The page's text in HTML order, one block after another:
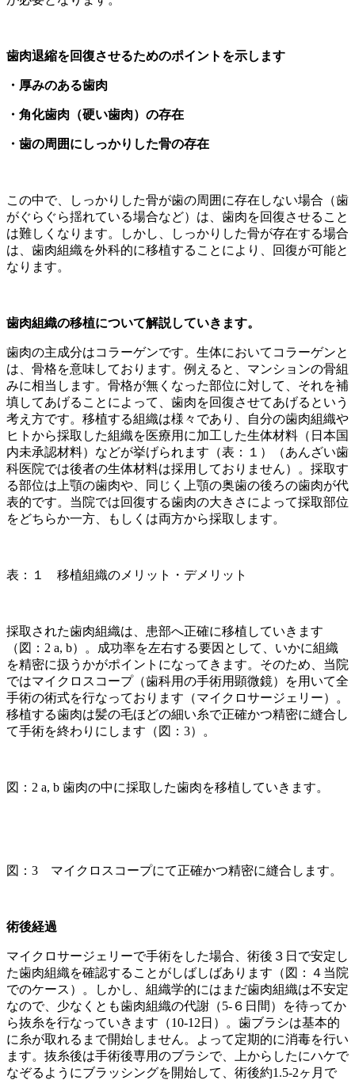
歯肉退縮を回復させるためのポイントを示します
・厚みのある歯肉
・角化歯肉（硬い歯肉）の存在
・歯の周囲にしっかりした骨の存在
この中で、しっかりした骨が歯の周囲に存在しない場合（歯
がぐらぐら揺れている場合など）は、歯肉を回復させること
は難しくなります。しかし、しっかりした骨が存在する場合
は、歯肉組織を外科的に移植することにより、回復が可能と
なります。
歯肉組織の移植について解説していきます。
歯肉の主成分はコラーゲンです。生体においてコラーゲンと
は、骨格を意味しております。例えると、マンションの骨組
みに相当します。骨格が無くなった部位に対して、それを補
填してあげることによって、歯肉を回復させてあげるという
考え方です。移植する組織は様々であり、自分の歯肉組織や
ヒトから採取した組織を医療用に加工した生体材料（日本国
内未承認材料）などが挙げられます（表：１）（あんざい歯
科医院では後者の生体材料は採用しておりません）。採取す
る部位は上顎の歯肉や、同じく上顎の奥歯の後ろの歯肉が代
表的です。当院では回復する歯肉の大きさによって採取部位
をどちらか一方、もしくは両方から採取します。
表：１ 移植組織のメリット・デメリット
採取された歯肉組織は、患部へ正確に移植していきます
（図：2 a, b）。成功率を左右する要因として、いかに組織
を精密に扱うかがポイントになってきます。そのため、当院
ではマイクロスコープ（歯科用の手術用顕微鏡）を用いて全
手術の術式を行なっております（マイクロサージェリー）。
移植する歯肉は髪の毛ほどの細い糸で正確かつ精密に縫合し
て手術を終わりにします（図：3）。
図：2 a, b 歯肉の中に採取した歯肉を移植していきます。
図：3 マイクロスコープにて正確かつ精密に縫合します。
術後経過
マイクロサージェリーで手術をした場合、術後３日で安定し
た歯肉組織を確認することがしばしばあります（図：４当院
でのケース）。しかし、組織学的にはまだ歯肉組織は不安定
なので、少なくとも歯肉組織の代謝（5-６日間）を待ってか
ら抜糸を行なっていきます（10-12日）。歯ブラシは基本的
に糸が取れるまで開始しません。よって定期的に消毒を行い
ます。抜糸後は手術後専用のブラシで、上からしたにハケで
なぞるようにブラッシングを開始して、術後約1.5-2ヶ月で